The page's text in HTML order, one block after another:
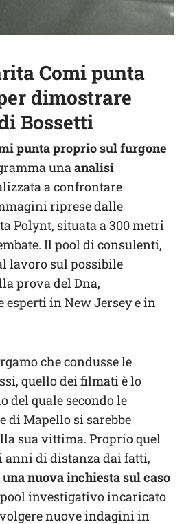
Comi punta
dimostrare
Bossetti
punta proprio sul furgone
unaanalisi
a confrontare
riprese dalle
Polynt, situata a 300 metri
Il pool di consulenti,
lavoro sul possibile
prova del Dna,
esperti in New Jersey e in
che condusse le
quello dei filmati è lo
del quale secondo le
di Mapello si sarebbe
sua vittima. Proprio quel
anni di distanza dai fatti,
una nuova inchiesta sul caso
pool investigativo incaricato
nuove indagini in